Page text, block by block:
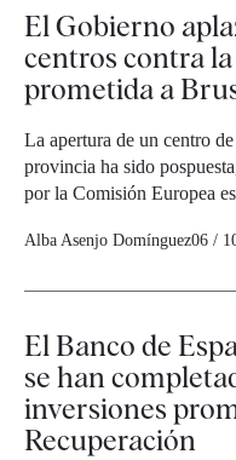
El Gobierno
centros contra
prometida a
La apertura de un centro
provincia ha sido
por la Comisión Europea
Alba Asenjo Domínguez06 /
El Banco de
se han
inversiones
Recuperación